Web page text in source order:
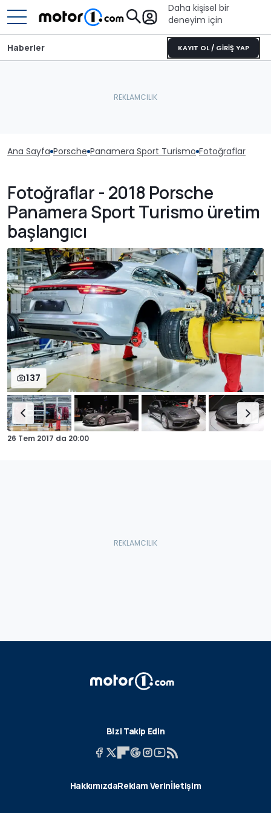
Daha kişisel bir
deneyim için
KAYIT OL / GİRİŞ YAP
Haberler
Ana Sayfa Porsche Panamera Sport Turismo Fotoğraflar
Fotoğraflar - 2018 Porsche
Panamera Sport Turismo üretim
başlangıcı
137
26 Tem 2017 da 20:00
Bizi Takip Edin
HakkımızdaReklam Verinİletişim